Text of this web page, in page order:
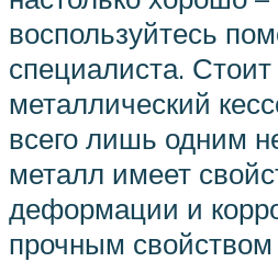
воспользуйтесь
специалиста.
металлический
всего лишь одним
металл имеет
деформации и
прочным